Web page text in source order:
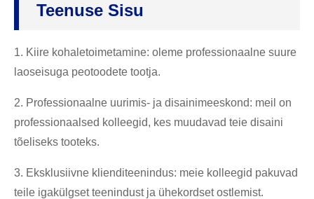
Teenuse Sisu
1. Kiire kohaletoimetamine: oleme professionaalne suure
laoseisuga peotoodete tootja.
2. Professionaalne uurimis- ja disainimeeskond: meil on
professionaalsed kolleegid, kes muudavad teie disaini
tõeliseks tooteks.
3. Eksklusiivne klienditeenindus: meie kolleegid pakuvad
teile igakülgset teenindust ja ühekordset ostlemist.